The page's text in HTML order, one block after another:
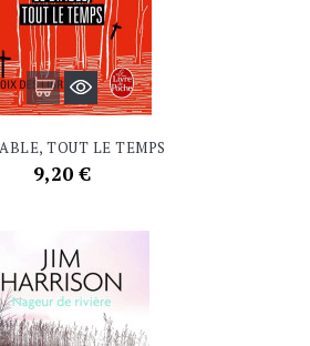
TOUT LE TEMPS
Prix
9,20 €